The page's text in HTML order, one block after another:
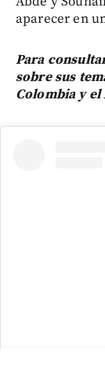
aparecer en
Para
sobre sus
Colombia y